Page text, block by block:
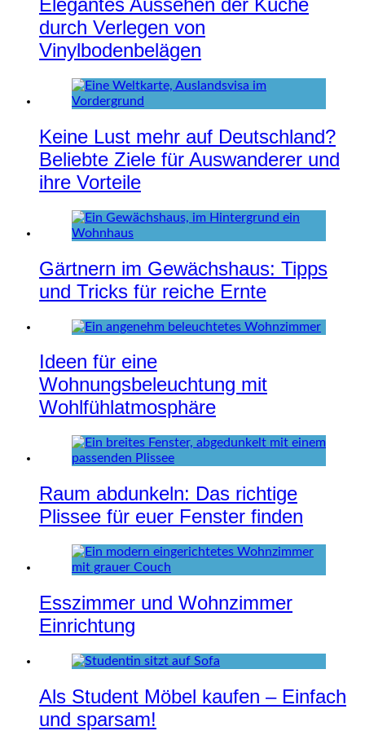
Elegantes Aussehen der Küche
durch Verlegen von
Vinylbodenbelägen
Keine Lust mehr auf Deutschland?
Beliebte Ziele für Auswanderer und
ihre Vorteile
Gärtnern im Gewächshaus: Tipps
und Tricks für reiche Ernte
Ideen für eine
Wohnungsbeleuchtung mit
Wohlfühlatmosphäre
Raum abdunkeln: Das richtige
Plissee für euer Fenster finden
Esszimmer und Wohnzimmer
Einrichtung
Als Student Möbel kaufen – Einfach
und sparsam!